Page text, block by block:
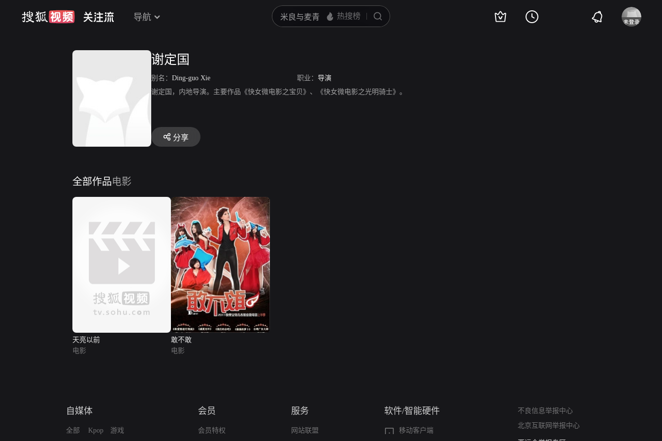
导航
谢定国
别名： Ding-guo Xie 职业： 导演
谢定国，内地导演。主要作品《快女微电影之宝贝》、《快女微电影之光明骑士》。
分享
全部作品电影
天亮以前
电影
敢不敢
电影
自媒体
全部 Kpop 游戏
会员
会员特权
服务
网站联盟
软件/智能硬件
移动客户端
不良信息举报中心
北京互联网举报中心
算法推荐专项举报